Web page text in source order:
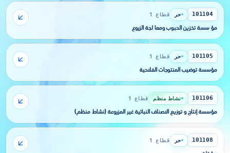
101104 حر قطاع 1
مؤ سسة تخزين الحبوب ومعا لجة الزروع
101105 حر قطاع 1
مؤسسة توضيب المنتوجات الفلاحية
101106 نشاط منظم قطاع 1
مؤسسة إنتاج و توزيع الاصناف النباتية غير المزروعة (نشاط منظم)
101108 حر قطاع 1